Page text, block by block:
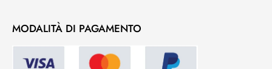
MODALITÀ DI PAGAMENTO